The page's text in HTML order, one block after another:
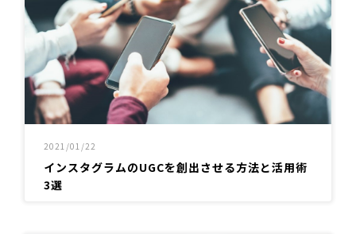
2021/01/22
インスタグラムのUGCを創出させる方法と活用術
3選